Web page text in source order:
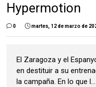
Hypermotion
0 martes, 12 de marzo de
El Zaragoza y el
en destituir a su
la campaña. En lo que l...